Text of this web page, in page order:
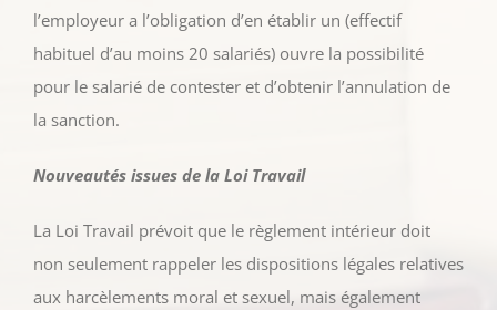
l’employeur a l’obligation d’en établir un (effectif
habituel d’au moins 20 salariés) ouvre la possibilité
pour le salarié de contester et d’obtenir l’annulation de
la sanction.
Nouveautés issues de la Loi Travail
La Loi Travail prévoit que le règlement intérieur doit
non seulement rappeler les dispositions légales relatives
aux harcèlements moral et sexuel, mais également